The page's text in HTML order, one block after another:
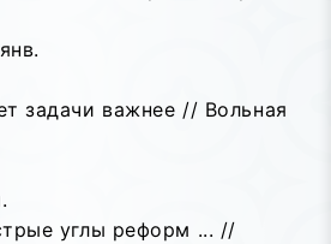
задачи важнее // Вольная
углы реформ ... //